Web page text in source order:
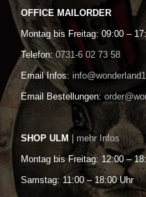
OFFICE MAILORDER
Montag bis Freitag: 09:00 –
Telefon: 0731-6 02 73 58
Email Infos:
Email Bestellungen:
SHOP ULM | mehr Infos
Montag bis Freitag: 12:00 –
Samstag: 11:00 – 18:00 Uhr